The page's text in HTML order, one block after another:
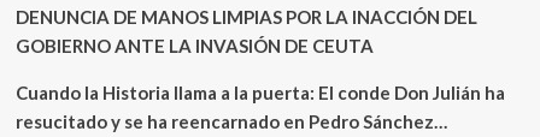
DENUNCIA DE MANOS LIMPIAS POR LA INACCIÓN DEL
GOBIERNO ANTE LA INVASIÓN DE CEUTA
Cuando la Historia llama a la puerta: El conde Don Julián ha
resucitado y se ha reencarnado en Pedro Sánchez…